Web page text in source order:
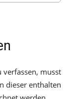
verfassen, musst
dieser enthalten